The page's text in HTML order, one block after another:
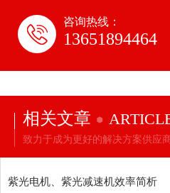
咨询热线：
13651894464
相关文章
致力于成为更好的解决方案供应商
紫光电机、紫光减速机效率简析